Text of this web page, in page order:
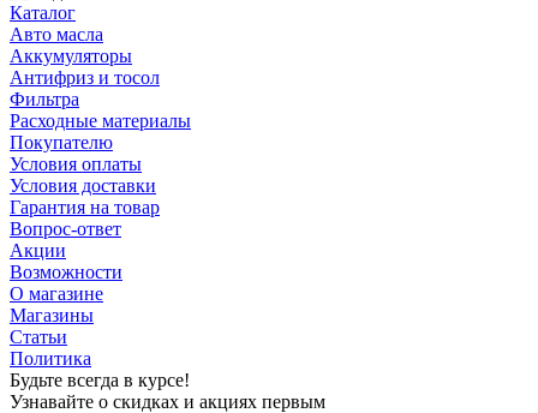
Каталог
Авто масла
Аккумуляторы
Антифриз и тосол
Фильтра
Расходные материалы
Покупателю
Условия оплаты
Условия доставки
Гарантия на товар
Вопрос-ответ
Акции
Возможности
О магазине
Магазины
Статьи
Политика
Будьте всегда в курсе!
Узнавайте о скидках и акциях первым